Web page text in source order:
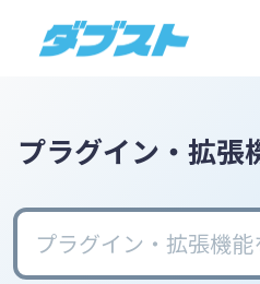
ン
に
バ
に
キ
プ
ト
の
モ
ー
プラグイン・拡張